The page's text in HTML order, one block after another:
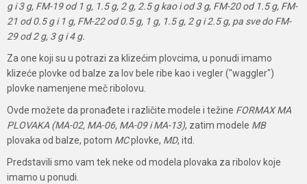
g i 3 g, FM-19 od 1 g, 1.5 g, 2 g, 2.5 g kao i od 3 g, FM-20 od 1.5 g, FM-
21 od 0.5 g i 1 g, FM-22 od 0.5 g, 1 g, 1.5 g, 2 g i 2.5 g, pa sve do FM-
29 od 2 g, 3 g i 4 g.
Za one koji su u potrazi za klizećim plovcima, u ponudi imamo
klizeće plovke od balze za lov bele ribe kao i vegler ("waggler")
plovke namenjene meč ribolovu.
Ovde možete da pronađete i različite modele i težine FORMAX MA
PLOVAKA (MA-02, MA-06, MA-09 i MA-13), zatim modele MB
plovaka od balze, potom MCplovke, MD, itd.
Predstavili smo vam tek neke od modela plovaka za ribolov koje
imamo u ponudi.